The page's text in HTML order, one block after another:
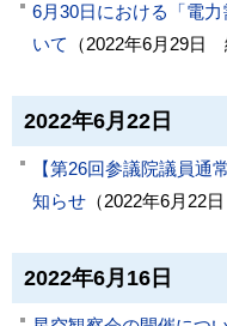
6月30日における「電
いて
（2022年6月29日
2022年6月22日
【第26回参議院議員通
知らせ （2022年6月22日
2022年6月16日